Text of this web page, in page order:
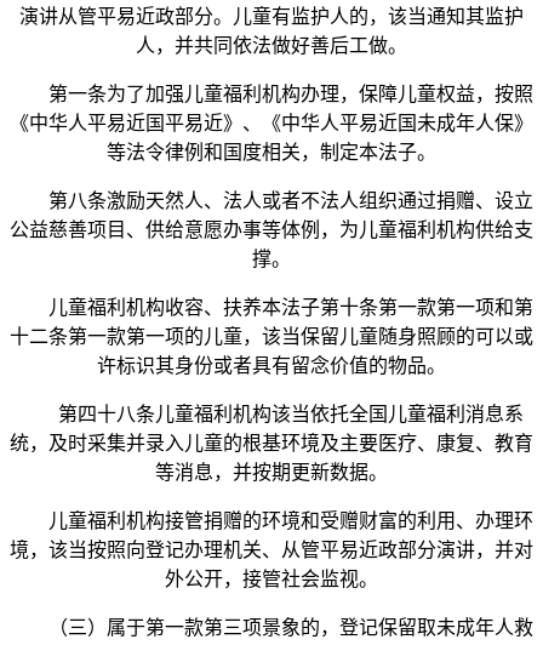
演讲从管平易近政部分。儿童有监护人的，该当通知其监护
人，并共同依法做好善后工做。
第一条为了加强儿童福利机构办理，保障儿童权益，按照
《中华人平易近国平易近》、《中华人平易近国未成年人保》
等法令律例和国度相关，制定本法子。
第八条激励天然人、法人或者不法人组织通过捐赠、设立
公益慈善项目、供给意愿办事等体例，为儿童福利机构供给支
撑。
儿童福利机构收容、扶养本法子第十条第一款第一项和第
十二条第一款第一项的儿童，该当保留儿童随身照顾的可以或
许标识其身份或者具有留念价值的物品。
第四十八条儿童福利机构该当依托全国儿童福利消息系
统，及时采集并录入儿童的根基环境及主要医疗、康复、教育
等消息，并按期更新数据。
儿童福利机构接管捐赠的环境和受赠财富的利用、办理环
境，该当按照向登记办理机关、从管平易近政部分演讲，并对
外公开，接管社会监视。
（三）属于第一款第三项景象的，登记保留取未成年人救